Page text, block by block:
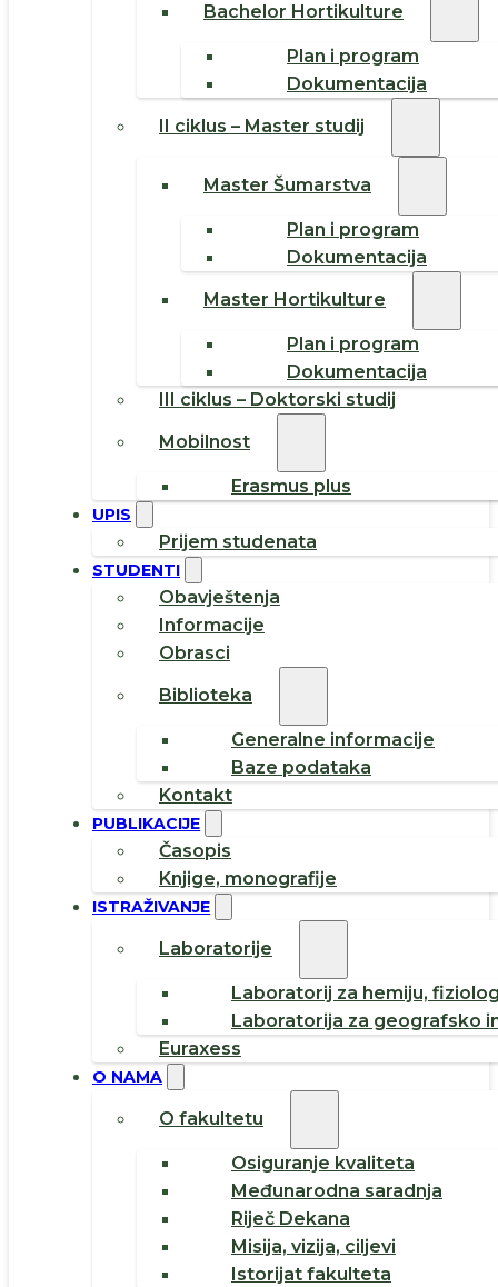
Bachelor Hortikulture
Plan i program
Dokumentacija
II ciklus – Master studij
Master Šumarstva
Plan i program
Dokumentacija
Master Hortikulture
Plan i program
Dokumentacija
III ciklus – Doktorski studij
Mobilnost
Erasmus plus
UPIS
Prijem studenata
STUDENTI
Obavještenja
Informacije
Obrasci
Biblioteka
Generalne informacije
Baze podataka
Kontakt
PUBLIKACIJE
Časopis
Knjige, monografije
ISTRAŽIVANJE
Laboratorije
Laboratorij za hemiju,
Laboratorija za geografsko
Euraxess
O NAMA
O fakultetu
Osiguranje kvaliteta
Međunarodna saradnja
Riječ Dekana
Misija, vizija, ciljevi
Istorijat fakulteta